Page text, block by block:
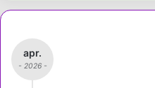
apr.
- 2026 -